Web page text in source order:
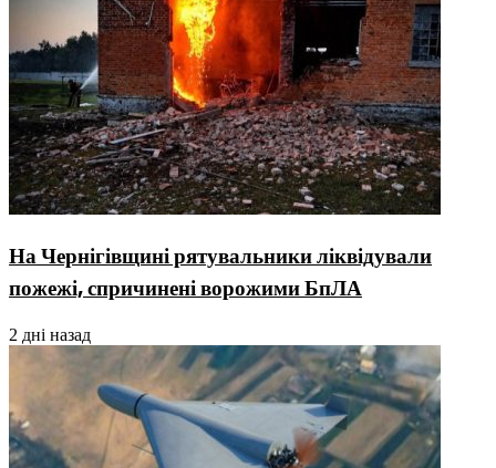
На Чернігівщині рятувальники ліквідували
пожежі, спричинені ворожими БпЛА
2 дні назад